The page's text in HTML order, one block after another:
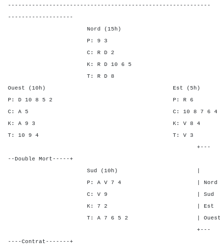
-----------------------------------------------------------
-------------------
Nord (15h)
P: 9 3
C: R D 2
K: R D 10 6 5
T: R D 8
Ouest (10h) Est (5h)
P: D 10 8 5 2 P:
C: A 5 C: 10 8 7 6
K: A 9 3 K: V
T: 10 9 4 T:
+---
--Double Mort-----+
Sud (10h) | SA P
P: A V 7 4 | Nord 3 2
C: V 9 | Sud 4 2
K: 7 2 | Est - -
T: A 7 6 5 2 | Ouest -
+---
----Contrat-------+